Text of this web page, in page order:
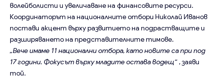
волейболисти и увеличаване на финансовите ресурси.
Координаторът на националните отбори Николай Иванов
постави акцент върху развитието на подрастващите и
разширяването на представителните тимове.
„Вече имаме 11 национални отбора, като новите са при под
17 години. Фокусът върху младите остава водещ“ , заяви
той.